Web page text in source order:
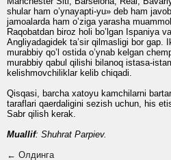
shular ham o’ynayapti-yu» deb ham
jamoalarda ham o’ziga yarasha
Raqobatdan biroz holi bo’lgan Ispaniya
Angliyadagidek ta’sir qilmasligi bor gap.
murabbiy qo’l ostida o’ynab kelgan
murabbiy qabul qilishi bilanoq istasa-
kelishmovchiliklar kelib chiqadi.
Qisqasi, barcha xatoyu kamchilarni
taraflari qaerdaligini sezish uchun, his
Sabr qilish kerak.
Muallif: Shuhrat Parpiev.
← Олдинга